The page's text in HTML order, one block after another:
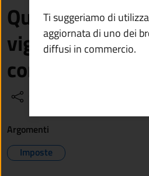
Quali sono le
vigore per
corrente?
Ti suggeriamo di
aggiornata di uno dei
diffusi in commercio.
Argomenti
Imposte